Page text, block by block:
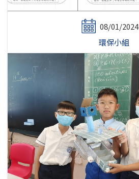
08/01/2024
環保小組